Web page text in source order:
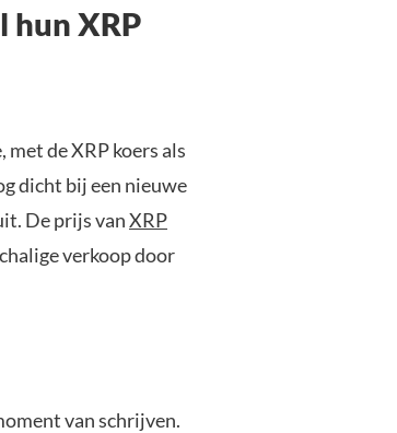
hun XRP
de XRP koers als
dicht bij een nieuwe
De prijs vanXRP
verkoop door
van schrijven.